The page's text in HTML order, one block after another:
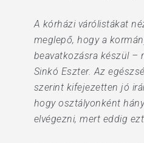
A kórházi várólistákat
meglepő, hogy a
beavatkozásra készül –
Sinkó Eszter. Az
szerint kifejezetten jó
hogy osztályonként
elvégezni, mert eddig